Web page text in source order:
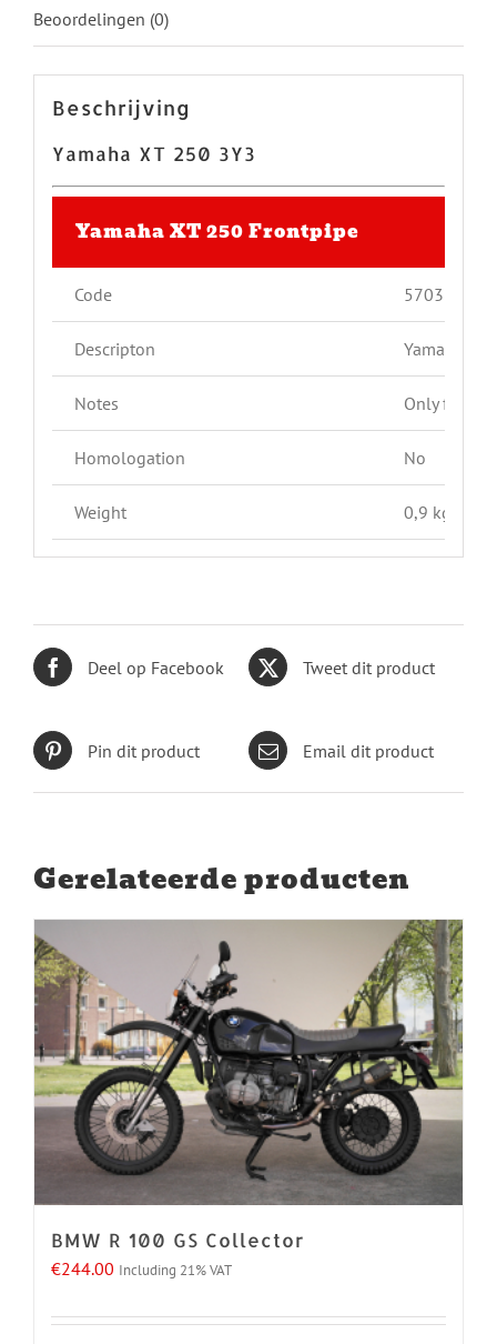
Beoordelingen (0)
Beschrijving
Yamaha XT 250 3Y3
Yamaha XT 250 Frontpipe
Code 5703
Descripton Yamaha XT
Notes Only fitting
Homologation No
Weight 0,9 kg
Deel op Facebook Tweet dit product
Pin dit product Email dit product
Gerelateerde producten
BMW R 100 GS Collector
€244.00 Including 21% VAT